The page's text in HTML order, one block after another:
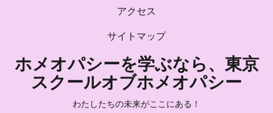
アクセス
サイトマップ
ホメオパシーを学ぶなら、東京
スクールオブホメオパシー
わたしたちの未来がここにある！